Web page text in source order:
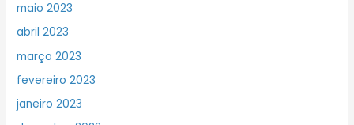
maio 2023
abril 2023
março 2023
fevereiro 2023
janeiro 2023